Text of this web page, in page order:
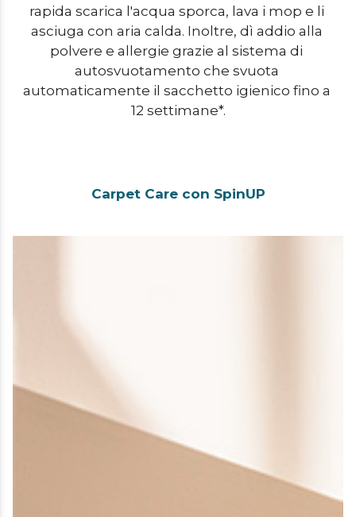
rapida scarica l'acqua sporca, lava i mop e li
asciuga con aria calda. Inoltre, dì addio alla
polvere e allergie grazie al sistema di
autosvuotamento che svuota
automaticamente il sacchetto igienico fino a
12 settimane*.
Carpet Care con SpinUP